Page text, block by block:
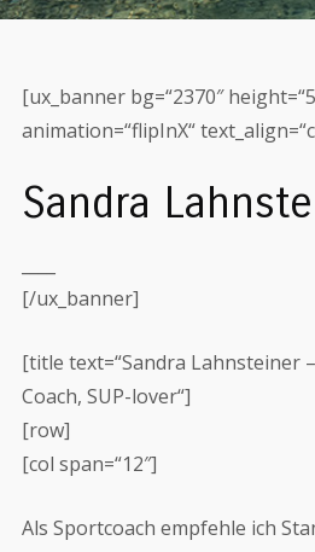
[ux_banner bg=“2370″
animation=“flipInX“
Sandra
[/ux_banner]
[title text=“Sandra Lahnsteiner
Coach, SUP-lover“]
[row]
[col span=“12″]
Als Sportcoach empfehle ich